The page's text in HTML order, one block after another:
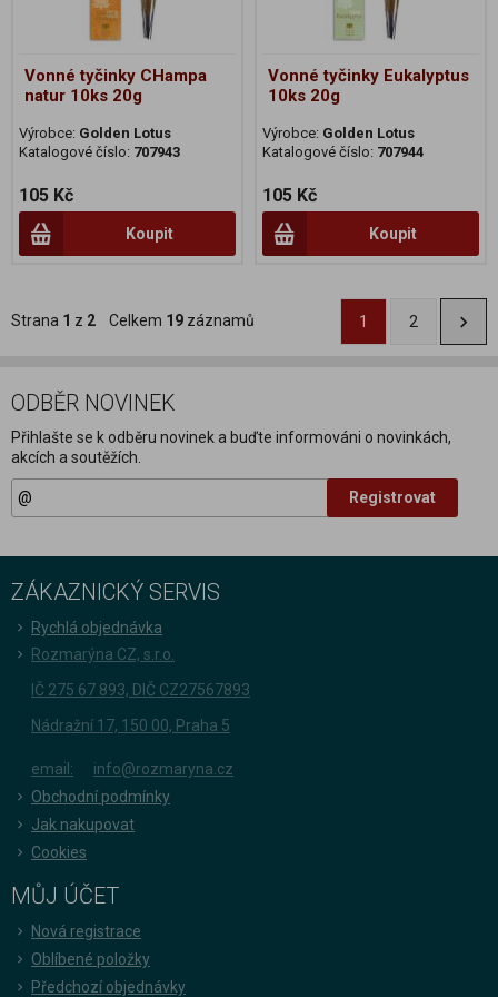
Vonné tyčinky CHampa
natur 10ks 20g
Výrobce: Golden Lotus
Katalogové číslo: 707943
105 Kč
Koupit
Vonné tyčinky Eukalyptus
10ks 20g
Výrobce: Golden Lotus
Katalogové číslo: 707944
105 Kč
Koupit
Strana 1 z 2 Celkem 19 záznamů 1 2
ODBĚR NOVINEK
Přihlašte se k odběru novinek a buďte informováni o novinkách,
akcích a soutěžích.
Registrovat
ZÁKAZNICKÝ SERVIS
Rychlá objednávka
Rozmarýna CZ, s.r.o.
IČ 275 67 893, DIČ CZ27567893
Nádražní 17, 150 00, Praha 5
email:
info@rozmaryna.cz
Obchodní podmínky
Jak nakupovat
Cookies
MŮJ ÚČET
Nová registrace
Oblíbené položky
Předchozí objednávky